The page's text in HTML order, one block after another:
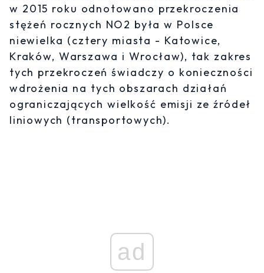
w 2015 roku odnotowano przekroczenia
stężeń rocznych NO2 była w Polsce
niewielka (cztery miasta - Katowice,
Kraków, Warszawa i Wrocław), tak zakres
tych przekroczeń świadczy o konieczności
wdrożenia na tych obszarach działań
ograniczających wielkość emisji ze źródeł
liniowych (transportowych).
ad